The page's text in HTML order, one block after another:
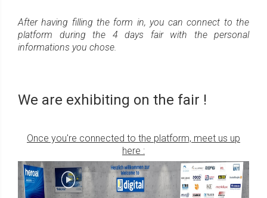
After having filling the form in, you can connect to the
platform during the 4 days fair with the personal
informations you chose.
We are exhibiting on the fair !
Once you're connected to the platform, meet us up
here :